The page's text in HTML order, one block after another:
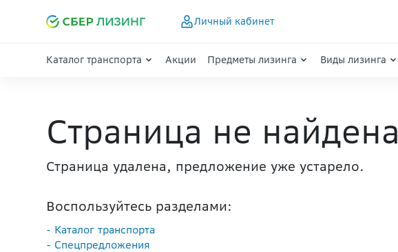
Личный кабинет
Каталог транспорта Акции Предметы лизинга Виды лизинга
Страница не найдена
Страница удалена, предложение уже устарело.
Воспользуйтесь разделами:
- Каталог транспорта
- Спецпредложения